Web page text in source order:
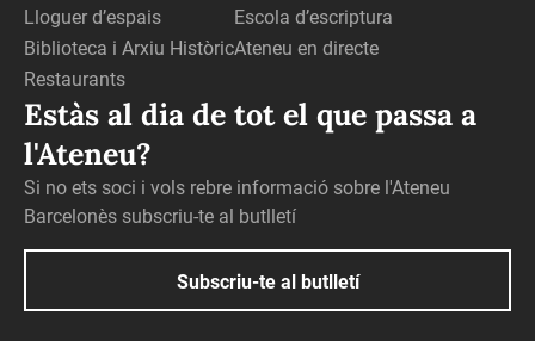
Lloguer d’espais
Biblioteca i Arxiu Històric
Restaurants
Escola d’escriptura
Ateneu en directe
Estàs al dia de tot el que passa a
l'Ateneu?
Si no ets soci i vols rebre informació sobre l'Ateneu
Barcelonès subscriu-te al butlletí
Subscriu-te al butlletí